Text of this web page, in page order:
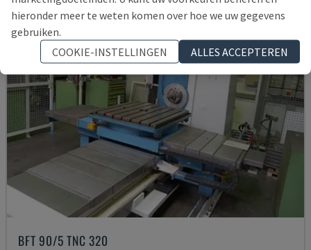
BFT 90/5 TNC 320
hieronder meer te weten komen over hoe we uw gegevens
gebruiken.
COOKIE-INSTELLINGEN
ALLES ACCEPTEREN